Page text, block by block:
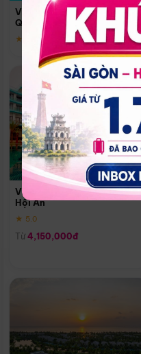
Vinpearl Resort & Spa Phu
Quoc
★ 5.0
Vinpearl Resort & Golf Nam
Hội An
★ 5.0
Từ 4,150,000đ